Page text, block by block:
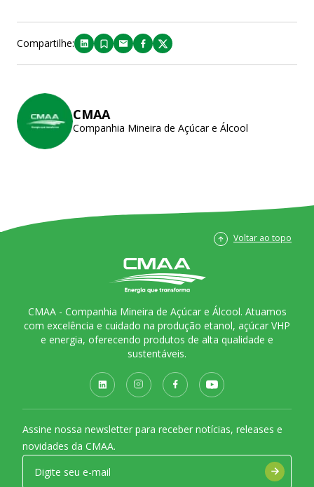
Compartilhe:
CMAA
Companhia Mineira de Açúcar e Álcool
Voltar ao topo
CMAA - Companhia Mineira de Açúcar e Álcool. Atuamos
com excelência e cuidado na produção etanol, açúcar VHP
e energia, oferecendo produtos de alta qualidade e
sustentáveis.
Assine nossa newsletter para receber notícias, releases e
novidades da CMAA.